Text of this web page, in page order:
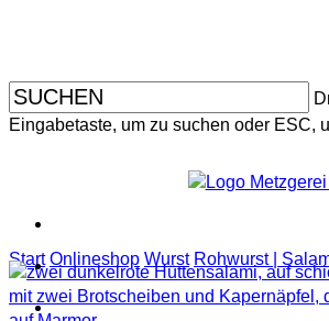
content
Eingabetaste, um zu suchen oder ESC,
Start Onlineshop Wurst Rohwurst |